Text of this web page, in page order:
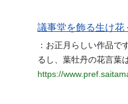
議事堂を飾る生け花
：お正月らしい作品
るし、葉牡丹の花言葉
https://